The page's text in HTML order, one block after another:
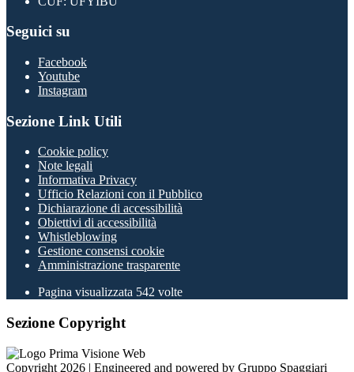
Seguici su
Facebook
Youtube
Instagram
Sezione Link Utili
Cookie policy
Note legali
Informativa Privacy
Ufficio Relazioni con il Pubblico
Dichiarazione di accessibilità
Obiettivi di accessibilità
Whistleblowing
Gestione consensi cookie
Amministrazione trasparente
Pagina visualizzata 542 volte
Sezione Copyright
Copyright 2026 | Engineered and powered by Gruppo Spaggiari